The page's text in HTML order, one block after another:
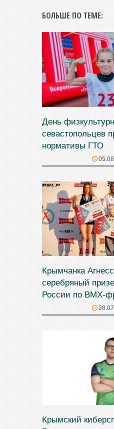
БОЛЬШЕ ПО ТЕМЕ:
День
севастопольцев
нормативы ГТО
Крымчанка
серебряный
России по BMX-
Крымский